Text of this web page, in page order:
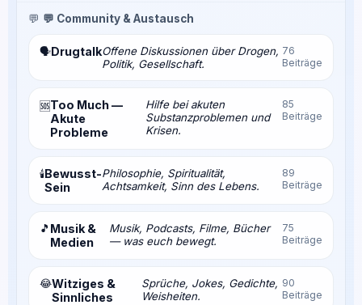
💬 💬 Community & Austausch
🗣️DrugtalkOffene Diskussionen über Drogen,
Politik, Gesellschaft.
76
Beiträge
🆘Too Much —
Akute
Probleme
Hilfe bei akuten
Substanzproblemen und
Krisen.
85
Beiträge
🕯️Bewusst-
Sein
Philosophie, Spiritualität,
Achtsamkeit, Sinn des Lebens.
89
Beiträge
🎵 Musik &
Medien
Musik, Podcasts, Filme, Bücher
— was euch bewegt.
75
Beiträge
😂Witziges &
Sinnliches
Sprüche, Jokes, Gedichte,
Weisheiten.
90
Beiträge